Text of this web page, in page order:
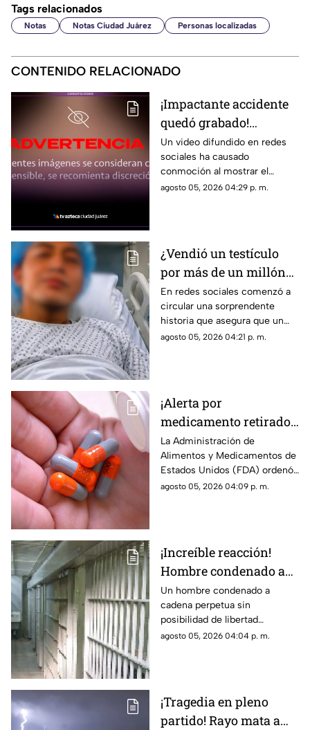
Tags relacionados
Notas Notas Ciudad Juárez Personas localizadas
CONTENIDO RELACIONADO
¡Impactante accidente
quedó grabado!
Montacargas atropella
a un trabajador en una
zona portuaria y el
video se vuelve viral
Un video difundido en redes
sociales ha causado
conmoción al mostrar el
momento en que un trabajador
agosto 05, 2026 04:29 p. m.
¿Vendió un testículo
por más de un millón
de pesos? Esta es la
verdad detrás de la
historia que se hizo
viral
En redes sociales comenzó a
circular una sorprendente
historia que asegura que un
joven vendió uno de sus
comentarios y compartidos
debido a lo inusual del
supuesto caso.
agosto 05, 2026 04:21 p. m.
¡Alerta por
medicamento retirado!
Sacan del mercado más
de 580 mil frascos con
pastillas para la
presión por posible
La Administración de
Alimentos y Medicamentos de
Estados Unidos (FDA) ordenó
el retiro de más de 580 mil
una exposición prolongada,
podría aumentar el riesgo de
desarrollar cáncer.
agosto 05, 2026 04:09 p. m.
¡Increíble reacción!
Hombre condenado a
cadena perpetua rompe
en llanto porque nunca
podrá jugar GTA VI
Un hombre condenado a
cadena perpetua sin
posibilidad de libertad
condicional protagonizó una
agosto 05, 2026 04:04 p. m.
¡Tragedia en pleno
partido! Rayo mata a